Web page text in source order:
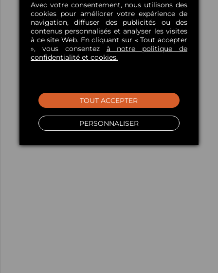
Avec votre consentement, nous utilisons des
cookies pour améliorer votre expérience de
navigation, diffuser des publicités ou des
contenus personnalisés et analyser les visites
à ce site Web. En cliquant sur « Tout accepter
», vous consentez à notre politique de
confidentialité et cookies.
PERSONNALISER
TOUT ACCEPTER